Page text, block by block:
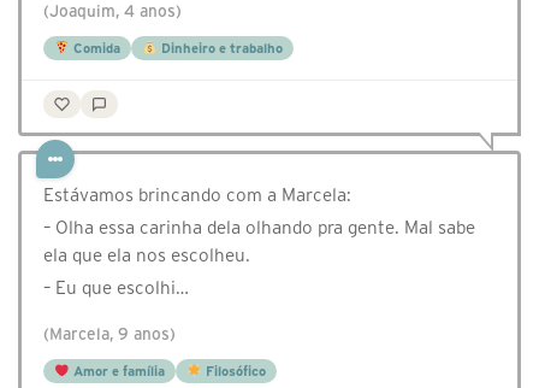
(Joaquim, 4 anos)
Comida Dinheiro e trabalho
Estávamos brincando com a Marcela:
– Olha essa carinha dela olhando pra gente. Mal sabe
ela que ela nos escolheu.
– Eu que escolhi…
(Marcela, 9 anos)
Amor e família Filosófico